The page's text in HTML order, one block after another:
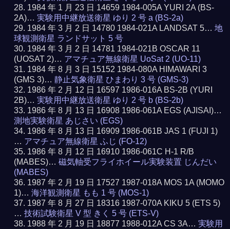
1984 年 1 月 23 日 14659 1984-005A YURI 2A (BS-
2A)…実験用中継放送衛星 ゆり 2 号 a (BS-2a)
1984 年 3 月 2 日 14780 1984-021A LANDSAT 5…地
球観測衛星 ランドサット 5 号
1984 年 3 月 2 日 14781 1984-021B OSCAR 11
(UOSAT 2)… アマチュア無線衛星 UoSat 2 (UO-11)
1984 年 8 月 3 日 15152 1984-080A HIMAWARI 3
(GMS 3)…静止気象衛星 ひまわり 3 号 (GMS-3)
1986 年 2 月 12 日 16597 1986-016A BS-2B (YURI
2B)…実験用中継放送衛星 ゆり 2 号 b (BS-2b)
1986 年 8 月 13 日 16908 1986-061A EGS (AJISAI)…
測地実験衛星 あじさい (EGS)
1986 年 8 月 13 日 16909 1986-061B JAS 1 (FUJI 1)
… アマチュア無線衛星 ふじ (FO-12)
1986 年 8 月 12 日 16910 1986-061C H-1 R/B
(MABES)…磁気軸受フライホイール実験装置 じんだい
(MABES)
1987 年 2 月 19 日 17527 1987-018A MOS 1A (MOMO
1)…海洋観測衛星 もも 1 号 (MOS-1)
1987 年 8 月 27 日 18316 1987-070A KIKU 5 (ETS 5)
…技術試験衛星 V 型 きく 5 号 (ETS-V)
1988 年 2 月 19 日 18877 1988-012A CS 3A…実験用